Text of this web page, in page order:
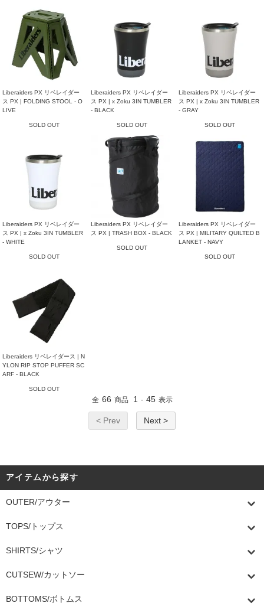
Liberaiders PX リベレイダー
ス PX | FOLDING STOOL - O
LIVE
SOLD OUT
Liberaiders PX リベレイダー
ス PX | x Zoku 3IN TUMBLER
- BLACK
SOLD OUT
Liberaiders PX リベレイダー
ス PX | x Zoku 3IN TUMBLER
- GRAY
SOLD OUT
Liberaiders PX リベレイダー
ス PX | x Zoku 3IN TUMBLER
- WHITE
SOLD OUT
Liberaiders PX リベレイダー
ス PX | TRASH BOX - BLACK
SOLD OUT
Liberaiders PX リベレイダー
ス PX | MILITARY QUILTED B
LANKET - NAVY
SOLD OUT
Liberaiders リベレイダース | N
YLON RIP STOP PUFFER SC
ARF - BLACK
SOLD OUT
全 66 商品 1 - 45 表示
< Prev Next >
アイテムから探す
OUTER/アウター
TOPS/トップス
SHIRTS/シャツ
CUTSEW/カットソー
BOTTOMS/ボトムス